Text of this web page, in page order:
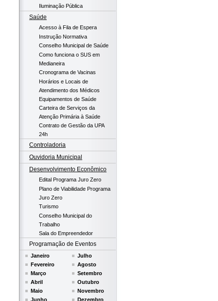
Iluminação Pública
Saúde
Acesso à Fila de Espera
Instrução Normativa
Conselho Municipal de Saúde
Como funciona o SUS em
Medianeira
Cronograma de Vacinas
Horários e Locais de
Atendimento dos Médicos
Equipamentos de Saúde
Carteira de Serviços da
Atenção Primária à Saúde
Contrato de Gestão da UPA
24h
Controladoria
Ouvidoria Municipal
Desenvolvimento Econômico
Edital Programa Juro Zero
Plano de Viabilidade Programa
Juro Zero
Turismo
Conselho Municipal do
Trabalho
Sala do Empreendedor
Programação de Eventos
Janeiro
Fevereiro
Março
Abril
Maio
Junho
Julho
Agosto
Setembro
Outubro
Novembro
Dezembro